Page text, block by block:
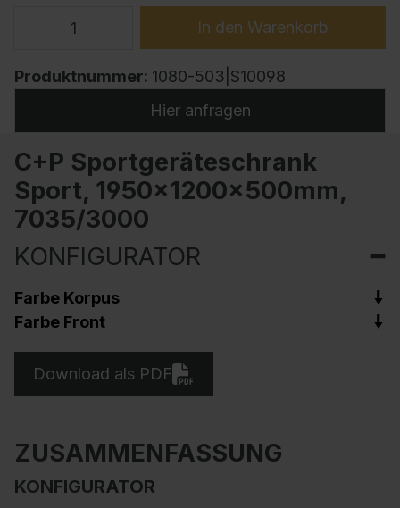
In den Warenkorb
Produktnummer: 1080-503|S10098
Hier anfragen
C+P Sportgeräteschrank
Sport, 1950x1200x500mm,
7035/3000
KONFIGURATOR
Farbe Korpus
Farbe Front
Download als PDF
ZUSAMMENFASSUNG
KONFIGURATOR